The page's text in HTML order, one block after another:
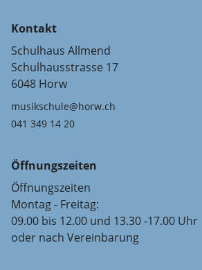
Kontakt
Schulhaus Allmend
Schulhausstrasse 17
6048 Horw
musikschule@horw.ch
041 349 14 20
Öffnungszeiten
Öffnungszeiten
Montag - Freitag:
09.00 bis 12.00 und 13.30 -17.00 Uhr
oder nach Vereinbarung